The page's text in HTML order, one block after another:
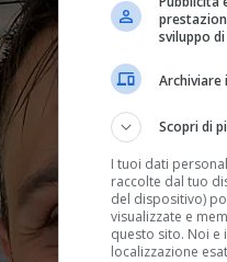
sviluppo
Archiviare
Scopri di
I tuoi dati
raccolte dal tuo
del dispositivo)
visualizzate e
questo sito. Noi
localizzazione